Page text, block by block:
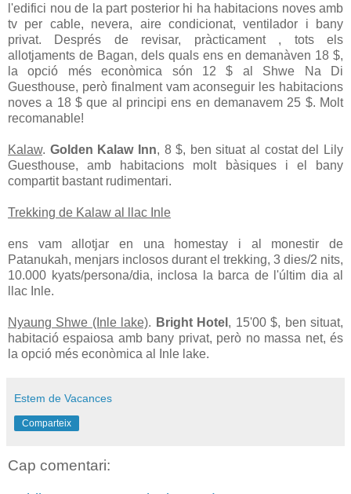
l'edifici nou de la part posterior hi ha habitacions noves amb
tv per cable, nevera, aire condicionat, ventilador i bany
privat. Després de revisar, pràcticament , tots els
allotjaments de Bagan, dels quals ens en demanàven 18 $,
la opció més econòmica són 12 $ al Shwe Na Di
Guesthouse, però finalment vam aconseguir les habitacions
noves a 18 $ que al principi ens en demanavem 25 $. Molt
recomanable!
Kalaw. Golden Kalaw Inn, 8 $, ben situat al costat del Lily
Guesthouse, amb habitacions molt bàsiques i el bany
compartit bastant rudimentari.
Trekking de Kalaw al llac Inle
ens vam allotjar en una homestay i al monestir de
Patanukah, menjars inclosos durant el trekking, 3 dies/2 nits,
10.000 kyats/persona/dia, inclosa la barca de l'últim dia al
llac Inle.
Nyaung Shwe (Inle lake). Bright Hotel , 15'00 $, ben situat,
habitació espaiosa amb bany privat, però no massa net, és
la opció més econòmica al Inle lake.
Estem de Vacances
Comparteix
Cap comentari: